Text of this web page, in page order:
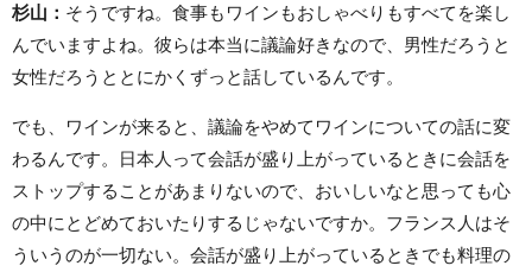
杉山： そうですね。食事もワインもおしゃべりもすべてを楽し
んでいますよね。彼らは本当に議論好きなので、男性だろうと
女性だろうととにかくずっと話しているんです。
でも、ワインが来ると、議論をやめてワインについての話に変
わるんです。日本人って会話が盛り上がっているときに会話を
ストップすることがあまりないので、おいしいなと思っても心
の中にとどめておいたりするじゃないですか。フランス人はそ
ういうのが一切ない。会話が盛り上がっているときでも料理の